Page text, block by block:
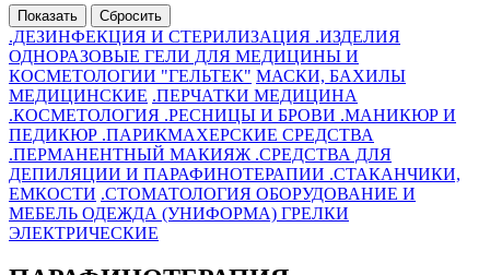
.ДЕЗИНФЕКЦИЯ И СТЕРИЛИЗАЦИЯ .ИЗДЕЛИЯ
ОДНОРАЗОВЫЕ ГЕЛИ ДЛЯ МЕДИЦИНЫ И
КОСМЕТОЛОГИИ "ГЕЛЬТЕК" МАСКИ, БАХИЛЫ
МЕДИЦИНСКИЕ .ПЕРЧАТКИ МЕДИЦИНА
.КОСМЕТОЛОГИЯ .РЕСНИЦЫ И БРОВИ .МАНИКЮР И
ПЕДИКЮР .ПАРИКМАХЕРСКИЕ СРЕДСТВА
.ПЕРМАНЕНТНЫЙ МАКИЯЖ .СРЕДСТВА ДЛЯ
ДЕПИЛЯЦИИ И ПАРАФИНОТЕРАПИИ .СТАКАНЧИКИ,
ЕМКОСТИ .СТОМАТОЛОГИЯ ОБОРУДОВАНИЕ И
МЕБЕЛЬ ОДЕЖДА (УНИФОРМА) ГРЕЛКИ
ЭЛЕКТРИЧЕСКИЕ